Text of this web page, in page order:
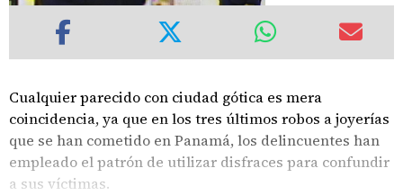
Cualquier parecido con ciudad gótica es mera
coincidencia, ya que en los tres últimos robos a joyerías
que se han cometido en Panamá, los delincuentes han
empleado el patrón de utilizar disfraces para confundir
a sus víctimas.